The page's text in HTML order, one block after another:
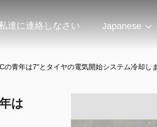
達に連絡しなさい Japanese
青年は7"とタイヤの電気開始システム冷却し
は